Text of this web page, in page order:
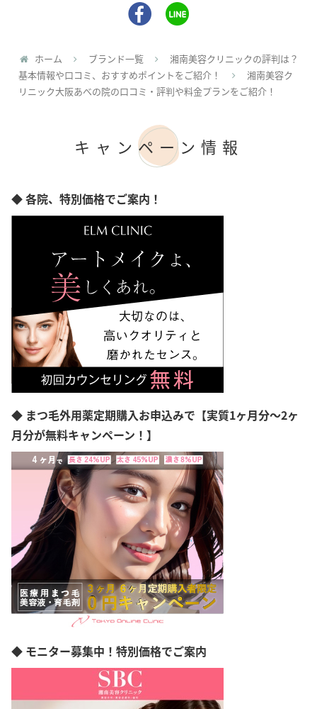
ホーム ブランド一覧
湘南美容クリニックの評判は？
基本情報や口コミ、おすすめポイントをご紹介！
湘南美容ク
リニック大阪あべの院の口コミ・評判や料金プランをご紹介！
キャンペーン情報
◆ 各院、特別価格でご案内！
◆ まつ毛外用薬定期購入お申込みで【実質1ヶ月分～2ヶ
月分が無料キャンペーン！】
◆ モニター募集中！特別価格でご案内